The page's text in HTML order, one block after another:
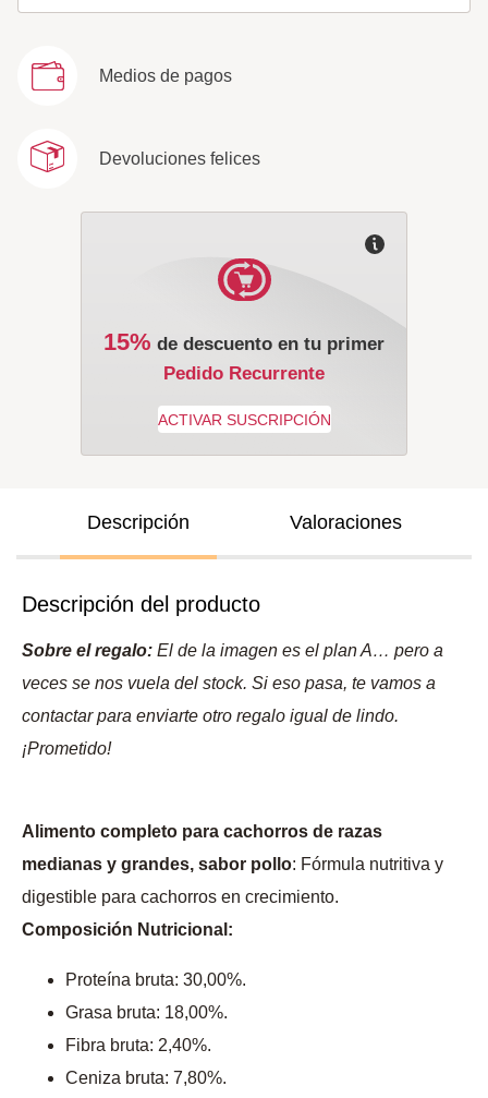
Medios de pagos
Devoluciones felices
15% de descuento en tu primer
Pedido Recurrente
Descripción Valoraciones
Descripción del producto
Sobre el regalo: El de la imagen es el plan A… pero a
veces se nos vuela del stock. Si eso pasa, te vamos a
contactar para enviarte otro regalo igual de lindo.
¡Prometido!
Alimento completo para cachorros de razas
medianas y grandes, sabor pollo: Fórmula nutritiva y
digestible para cachorros en crecimiento.
Composición Nutricional:
Proteína bruta: 30,00%.
Grasa bruta: 18,00%.
Fibra bruta: 2,40%.
Ceniza bruta: 7,80%.